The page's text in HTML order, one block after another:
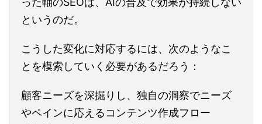
というのだ。
こうした変化に対応するには、次のようなこ
とを模索していく必要があるだろう：
顧客ニーズを深掘りし、独自の洞察でニーズ
やペインに応えるコンテンツ作成フロー